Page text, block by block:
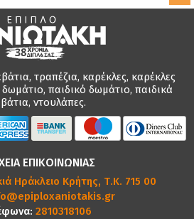
τραπέζια, καρέκλες, καρέκλες
παιδικό δωμάτιο, παιδικά
ντουλάπες.
ΕΠΙΚΟΙΝΩΝΙΑΣ
Ηράκλειο Κρήτης, Τ.Κ. 715 00
2810318106